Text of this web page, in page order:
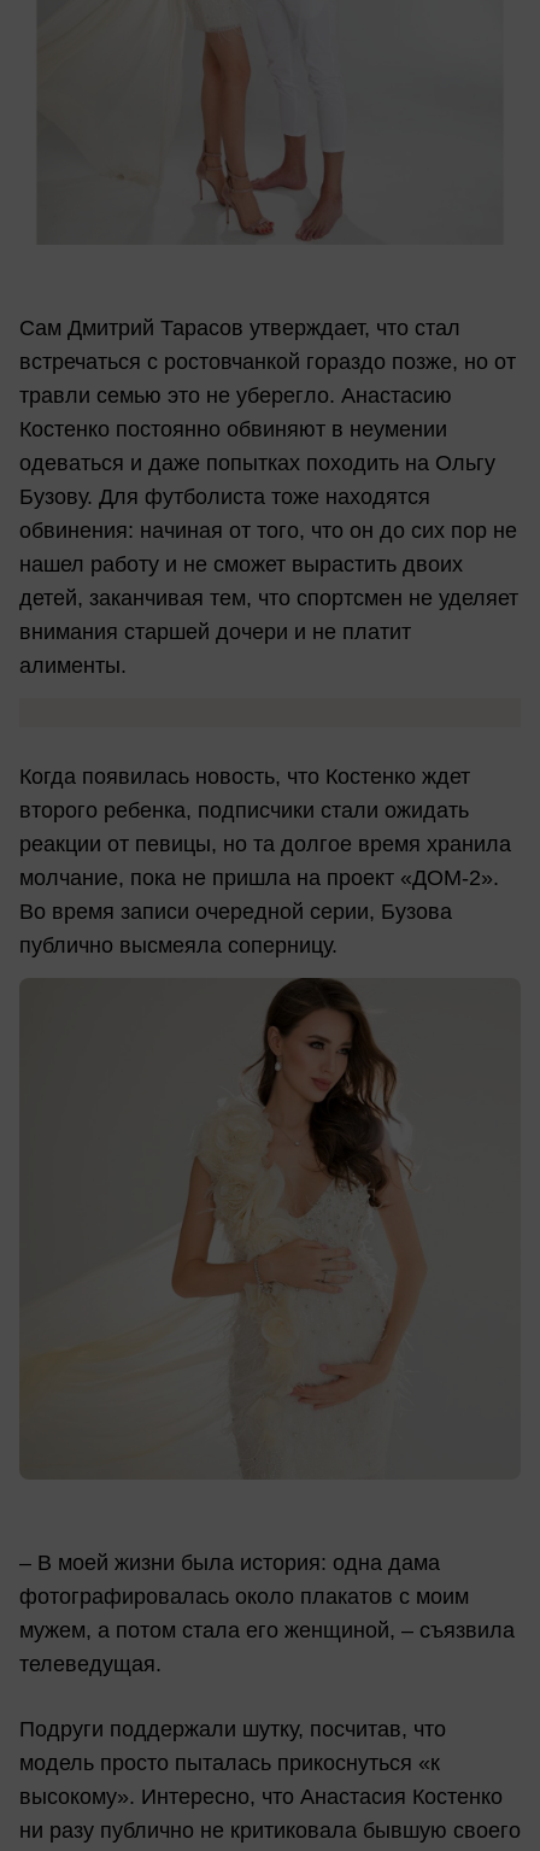
Сам Дмитрий Тарасов утверждает, что стал
встречаться с ростовчанкой гораздо позже, но от
травли семью это не уберегло. Анастасию
Костенко постоянно обвиняют в неумении
одеваться и даже попытках походить на Ольгу
Бузову. Для футболиста тоже находятся
обвинения: начиная от того, что он до сих пор не
нашел работу и не сможет вырастить двоих
детей, заканчивая тем, что спортсмен не уделяет
внимания старшей дочери и не платит
алименты.
Когда появилась новость, что Костенко ждет
второго ребенка, подписчики стали ожидать
реакции от певицы, но та долгое время хранила
молчание, пока не пришла на проект «ДОМ-2».
Во время записи очередной серии, Бузова
публично высмеяла соперницу.
– В моей жизни была история: одна дама
фотографировалась около плакатов с моим
мужем, а потом стала его женщиной, – съязвила
телеведущая.
Подруги поддержали шутку, посчитав, что
модель просто пыталась прикоснуться «к
высокому». Интересно, что Анастасия Костенко
ни разу публично не критиковала бывшую своего